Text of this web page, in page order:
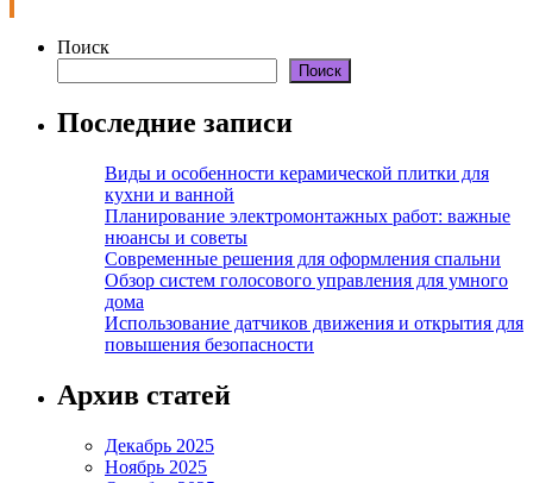
Поиск
Поиск
Последние записи
Виды и особенности керамической плитки для
кухни и ванной
Планирование электромонтажных работ: важные
нюансы и советы
Современные решения для оформления спальни
Обзор систем голосового управления для умного
дома
Использование датчиков движения и открытия для
повышения безопасности
Архив статей
Декабрь 2025
Ноябрь 2025